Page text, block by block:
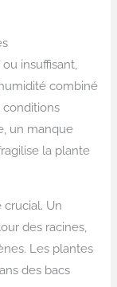
insuffisant,
combiné
conditions
un manque
la plante
Un
des racines,
Les plantes
des bacs